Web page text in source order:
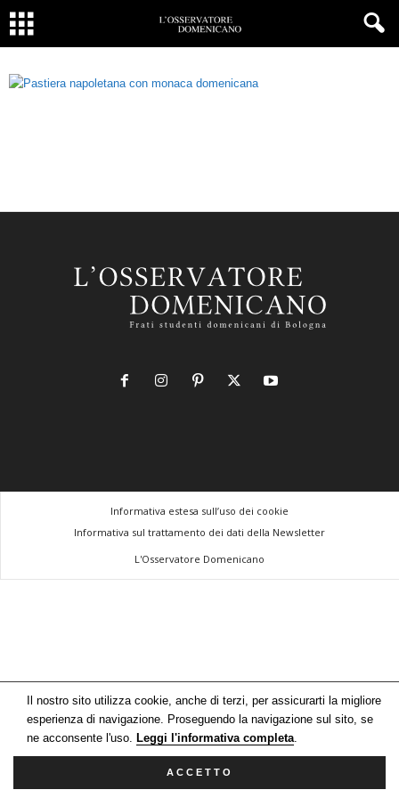
Il nostro sito utilizza cookie, anche di terzi, per assicurarti la migliore
esperienza di navigazione. Proseguendo la navigazione sul sito, se
ne acconsente l'uso. Leggi l'informativa completa.
ACCETTO
Informativa estesa sull’uso dei cookie
Informativa sul trattamento dei dati della Newsletter
L'Osservatore Domenicano